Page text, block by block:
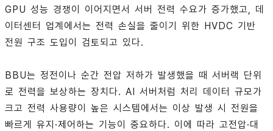
GPU 성능 경쟁이 이어지면서 서버 전력 수요가 증가했고, 데
이터센터 업계에서는 전력 손실을 줄이기 위한 HVDC 기반
전원 구조 도입이 검토되고 있다.
BBU는 정전이나 순간 전압 저하가 발생했을 때 서버랙 단위
로 전력을 보상하는 장치다. AI 서버처럼 처리 데이터 규모가
크고 전력 사용량이 높은 시스템에서는 이상 발생 시 전원을
빠르게 유지·제어하는 기능이 중요하다. 이에 따라 고전압·대